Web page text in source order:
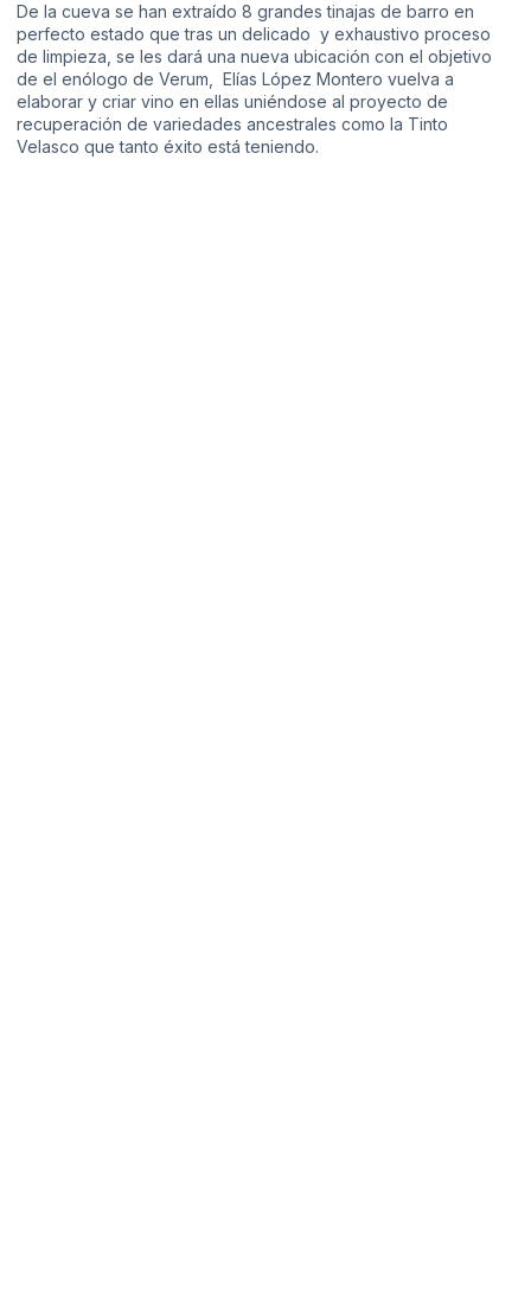
De la cueva se han extraído 8 grandes tinajas de barro en
perfecto estado que tras un delicado y exhaustivo proceso
de limpieza, se les dará una nueva ubicación con el objetivo
de el enólogo de Verum, Elías López Montero vuelva a
elaborar y criar vino en ellas uniéndose al proyecto de
recuperación de variedades ancestrales como la Tinto
Velasco que tanto éxito está teniendo.